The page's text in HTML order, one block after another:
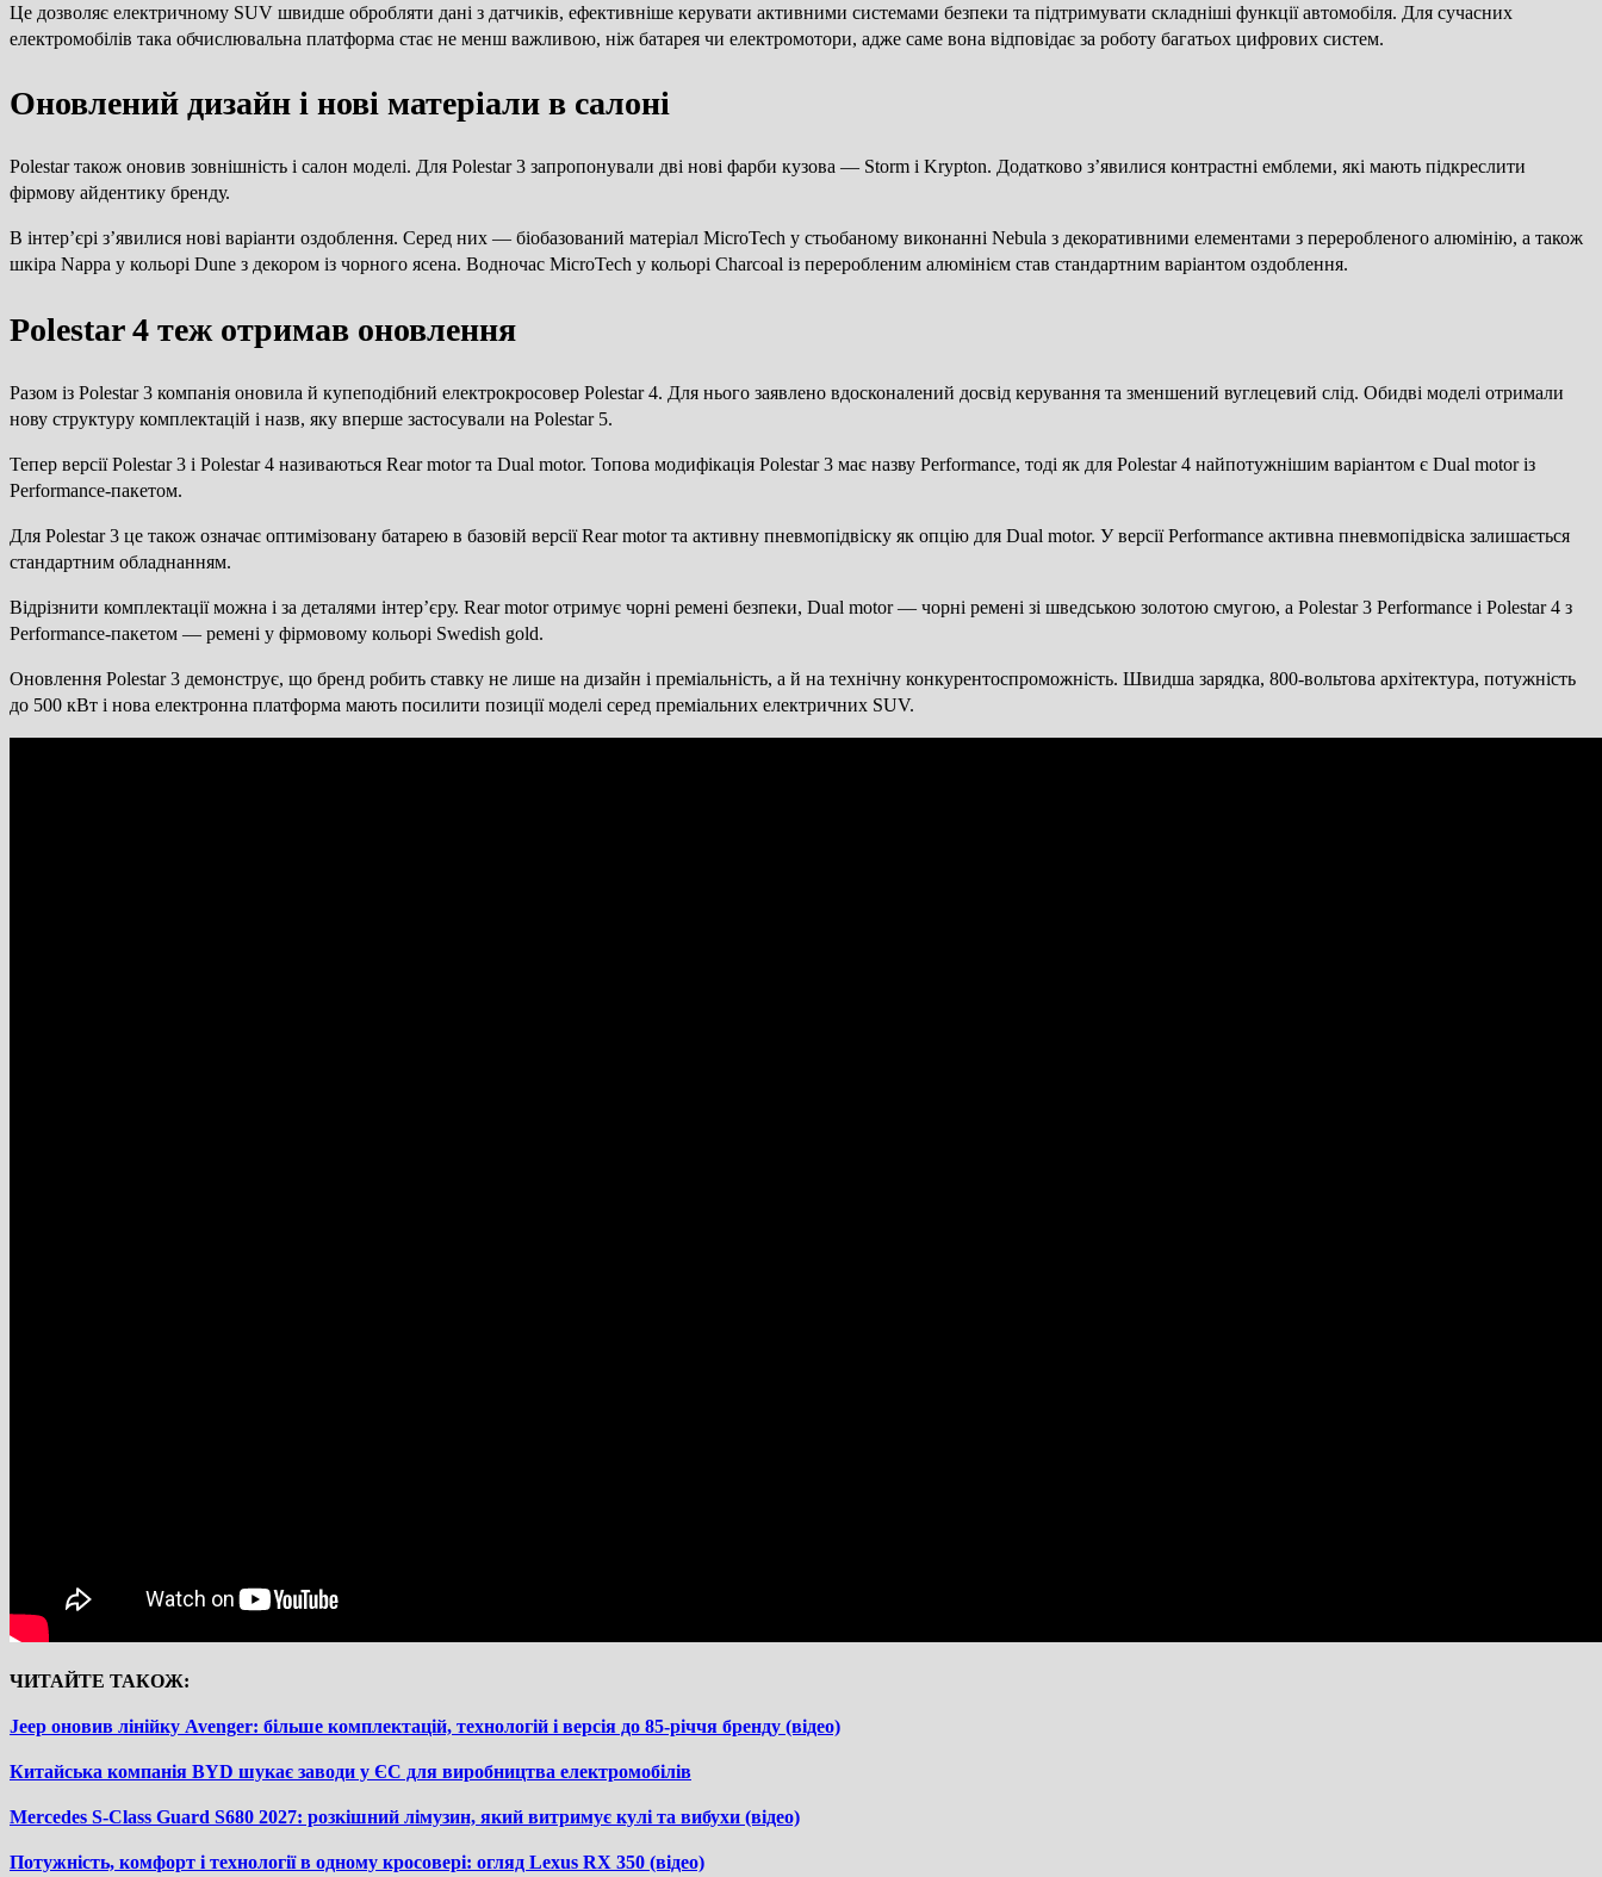
Це дозволяє електричному SUV швидше обробляти дані з датчиків, ефективніше керувати активними системами безпеки та підтримувати складніші функції автомобіля. Для сучасних
електромобілів така обчислювальна платформа стає не менш важливою, ніж батарея чи електромотори, адже саме вона відповідає за роботу багатьох цифрових систем.
Оновлений дизайн і нові матеріали в салоні
Polestar також оновив зовнішність і салон моделі. Для Polestar 3 запропонували дві нові фарби кузова — Storm і Krypton. Додатково з’явилися контрастні емблеми, які мають підкреслити
фірмову айдентику бренду.
В інтер’єрі з’явилися нові варіанти оздоблення. Серед них — біобазований матеріал MicroTech у стьобаному виконанні Nebula з декоративними елементами з переробленого алюмінію, а також
шкіра Nappa у кольорі Dune з декором із чорного ясена. Водночас MicroTech у кольорі Charcoal із переробленим алюмінієм став стандартним варіантом оздоблення.
Polestar 4 теж отримав оновлення
Разом із Polestar 3 компанія оновила й купеподібний електрокросовер Polestar 4. Для нього заявлено вдосконалений досвід керування та зменшений вуглецевий слід. Обидві моделі отримали
нову структуру комплектацій і назв, яку вперше застосували на Polestar 5.
Тепер версії Polestar 3 і Polestar 4 називаються Rear motor та Dual motor. Топова модифікація Polestar 3 має назву Performance, тоді як для Polestar 4 найпотужнішим варіантом є Dual motor із
Performance-пакетом.
Для Polestar 3 це також означає оптимізовану батарею в базовій версії Rear motor та активну пневмопідвіску як опцію для Dual motor. У версії Performance активна пневмопідвіска залишається
стандартним обладнанням.
Відрізнити комплектації можна і за деталями інтер’єру. Rear motor отримує чорні ремені безпеки, Dual motor — чорні ремені зі шведською золотою смугою, а Polestar 3 Performance і Polestar 4 з
Performance-пакетом — ремені у фірмовому кольорі Swedish gold.
Оновлення Polestar 3 демонструє, що бренд робить ставку не лише на дизайн і преміальність, а й на технічну конкурентоспроможність. Швидша зарядка, 800-вольтова архітектура, потужність
до 500 кВт і нова електронна платформа мають посилити позиції моделі серед преміальних електричних SUV.
ЧИТАЙТЕ ТАКОЖ:
Jeep оновив лінійку Avenger: більше комплектацій, технологій і версія до 85-річчя бренду (відео)
Китайська компанія BYD шукає заводи у ЄС для виробництва електромобілів
Mercedes S-Class Guard S680 2027: розкішний лімузин, який витримує кулі та вибухи (відео)
Потужність, комфорт і технології в одному кросовері: огляд Lexus RX 350 (відео)